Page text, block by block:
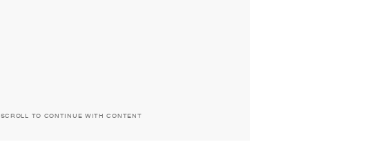
SCROLL TO CONTINUE WITH CONTENT